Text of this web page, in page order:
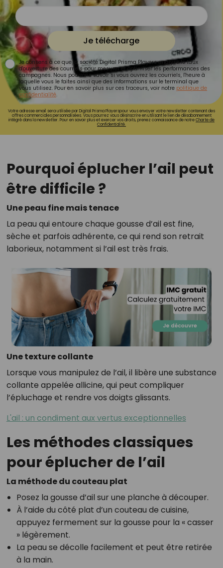
Je télécharge
Je consens à ce que la société Digital Prisma Players analyse le taux
d'ouverture des courriels pour mesurer et optimiser les performances des
campagnes. Nous pourrons savoir si vous ouvrez les courriels, l'heure à
laquelle vous le faites ainsi que des informations sur le terminal que
vous utilisez. Pour en savoir plus sur ces traceurs, voir notre politique de
confidentialité.
Votre adresse email sera utilisée par Digital Prisma Playerspour vous envoyer votre newsletter contenant des
offres commerciales personnalisées. Vous pourrez vous désinscrire en utilisant le lien de désabonnement
intégré dans la newsletter. Pour en savoir plus et exercer vos droits, prenez connaissance de notreCharte de
Confidentialité.
Pourquoi éplucher l’ail peut
être difficile ?
Une peau fine mais tenace
La peau qui entoure chaque gousse d’ail est fine,
sèche et parfois adhérente, ce qui rend son retrait
laborieux, notamment si l’ail est très frais.
Une texture collante
Lorsque vous manipulez de l’ail, il libère une substance
collante appelée allicine, qui peut compliquer
l’épluchage et rendre vos doigts glissants.
L'ail : un condiment aux vertus exceptionnelles
Les méthodes classiques
pour éplucher de l’ail
La méthode du couteau plat
Posez la gousse d’ail sur une planche à découper.
À l’aide du côté plat d’un couteau de cuisine,
appuyez fermement sur la gousse pour la « casser
» légèrement.
La peau se décolle facilement et peut être retirée
à la main.